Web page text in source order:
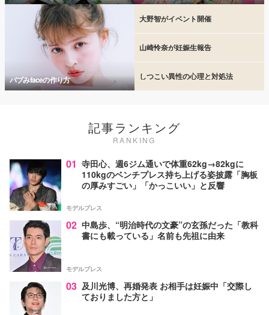
バブみfaceの作り方
大野智がイベント開催
山崎怜奈が妊娠生報告
しつこい異性の心理と対処法
記事ランキング
RANKING
01 寺田心、週6ジム通いで体重62kg→82kgに
110kgのベンチプレス持ち上げる姿披露「胸板
の厚みすごい」「かっこいい」と反響
モデルプレス
02 中島歩、“明治時代の文豪”の玄孫だった「教科
書にも載っている」名前も先祖に由来
モデルプレス
03 及川光博、再婚発表 お相手は妊娠中「交際し
ておりました方と」